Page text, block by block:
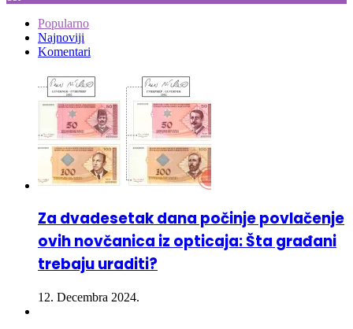
Komentari
Za dvadesetak dana počinje povlačenje
ovih novčanica iz opticaja: Šta građani
trebaju uraditi?
12. Decembra 2024.